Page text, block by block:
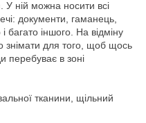
У ній можна носити всі
документи, гаманець,
багато іншого. На відміну
знімати для того, щоб щось
перебуває в зоні
тканини, щільний